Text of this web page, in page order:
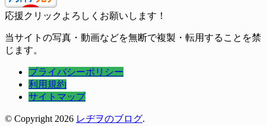
応援クリックよろしくお願いします！
当サイトの写真・動画などを無断で複製・転用することを禁
じます。
プライバシーポリシー
利用規約
サイトマップ
© Copyright 2026 レヂヲのブログ.